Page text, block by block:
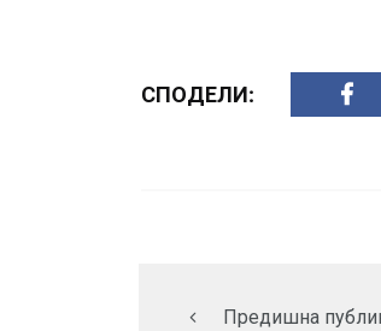
СПОДЕЛИ:
Предишна